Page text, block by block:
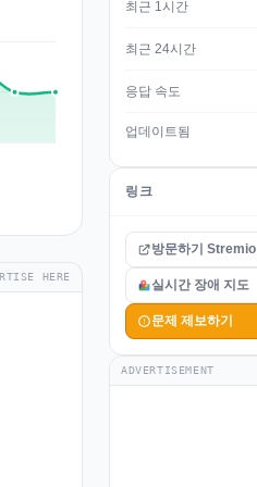
HERE
최근 1시간
최근 24시간
응답 속도
업데이트됨
링크
방문하기 Stremio
실시간 장애 지도
문제 제보하기
ADVERTISEMENT